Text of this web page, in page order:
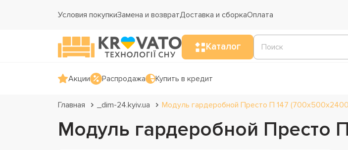
Условия покупкиЗамена и возвратДоставка и сборкаОплата
Каталог
Акции Распродажа Купить в кредит
Главная _dim-24.kyiv.ua Модуль гардеробной Престо П 147
Модуль гардеробной Престо